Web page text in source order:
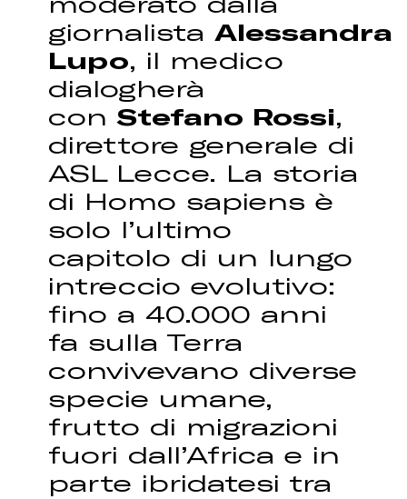
giornalista Alessandra
Lupo, il medico
dialogherà
conStefano Rossi,
direttore generale di
ASL Lecce. La storia
di Homo sapiens è
solo l’ultimo
capitolo di un lungo
intreccio evolutivo:
fino a 40.000 anni
fa sulla Terra
convivevano diverse
specie umane,
frutto di migrazioni
fuori dall’Africa e in
parte ibridatesi tra